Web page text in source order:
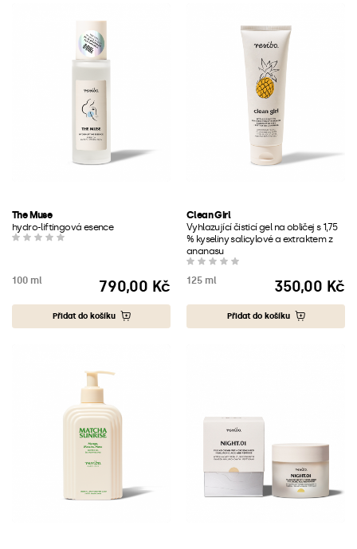
The Muse
hydro-liftingová esence
100 ml
Cena
790,00 Kč
Přidat do košíku
Clean Girl
Vyhlazující čisticí gel na obličej s 1,75
% kyseliny salicylové a extraktem z
ananasu
125 ml
Cena
350,00 Kč
Přidat do košíku